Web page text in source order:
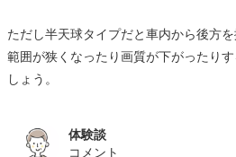
ただし半天球タイプだと車内から後方
範囲が狭くなったり画質が下がったり
しょう。
体験談
コメント